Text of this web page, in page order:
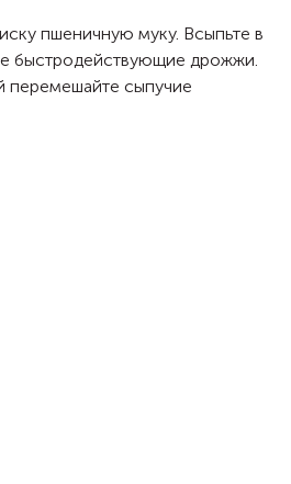
пшеничную муку. Всыпьте в
быстродействующие дрожжи.
перемешайте сыпучие